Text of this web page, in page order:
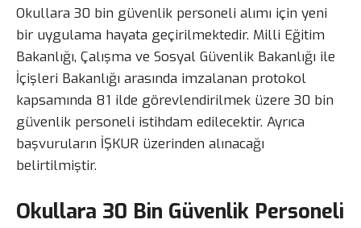
Okullara 30 bin güvenlik personeli alımı için yeni
bir uygulama hayata geçirilmektedir. Milli Eğitim
Bakanlığı, Çalışma ve Sosyal Güvenlik Bakanlığı ile
İçişleri Bakanlığı arasında imzalanan protokol
kapsamında 81 ilde görevlendirilmek üzere 30 bin
güvenlik personeli istihdam edilecektir. Ayrıca
başvuruların İŞKUR üzerinden alınacağı
belirtilmiştir.
Okullara 30 Bin Güvenlik Personeli